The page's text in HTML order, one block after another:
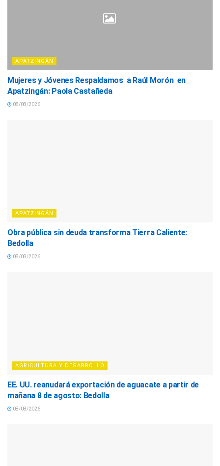
APATZINGÁN
Mujeres y Jóvenes Respaldamos a Raúl Morón en
Apatzingán: Paola Castañeda
08/08/2026
APATZINGÁN
Obra pública sin deuda transforma Tierra Caliente:
Bedolla
08/08/2026
AGRICULTURA Y DESARROLLO
EE. UU. reanudará exportación de aguacate a partir de
mañana 8 de agosto: Bedolla
08/08/2026